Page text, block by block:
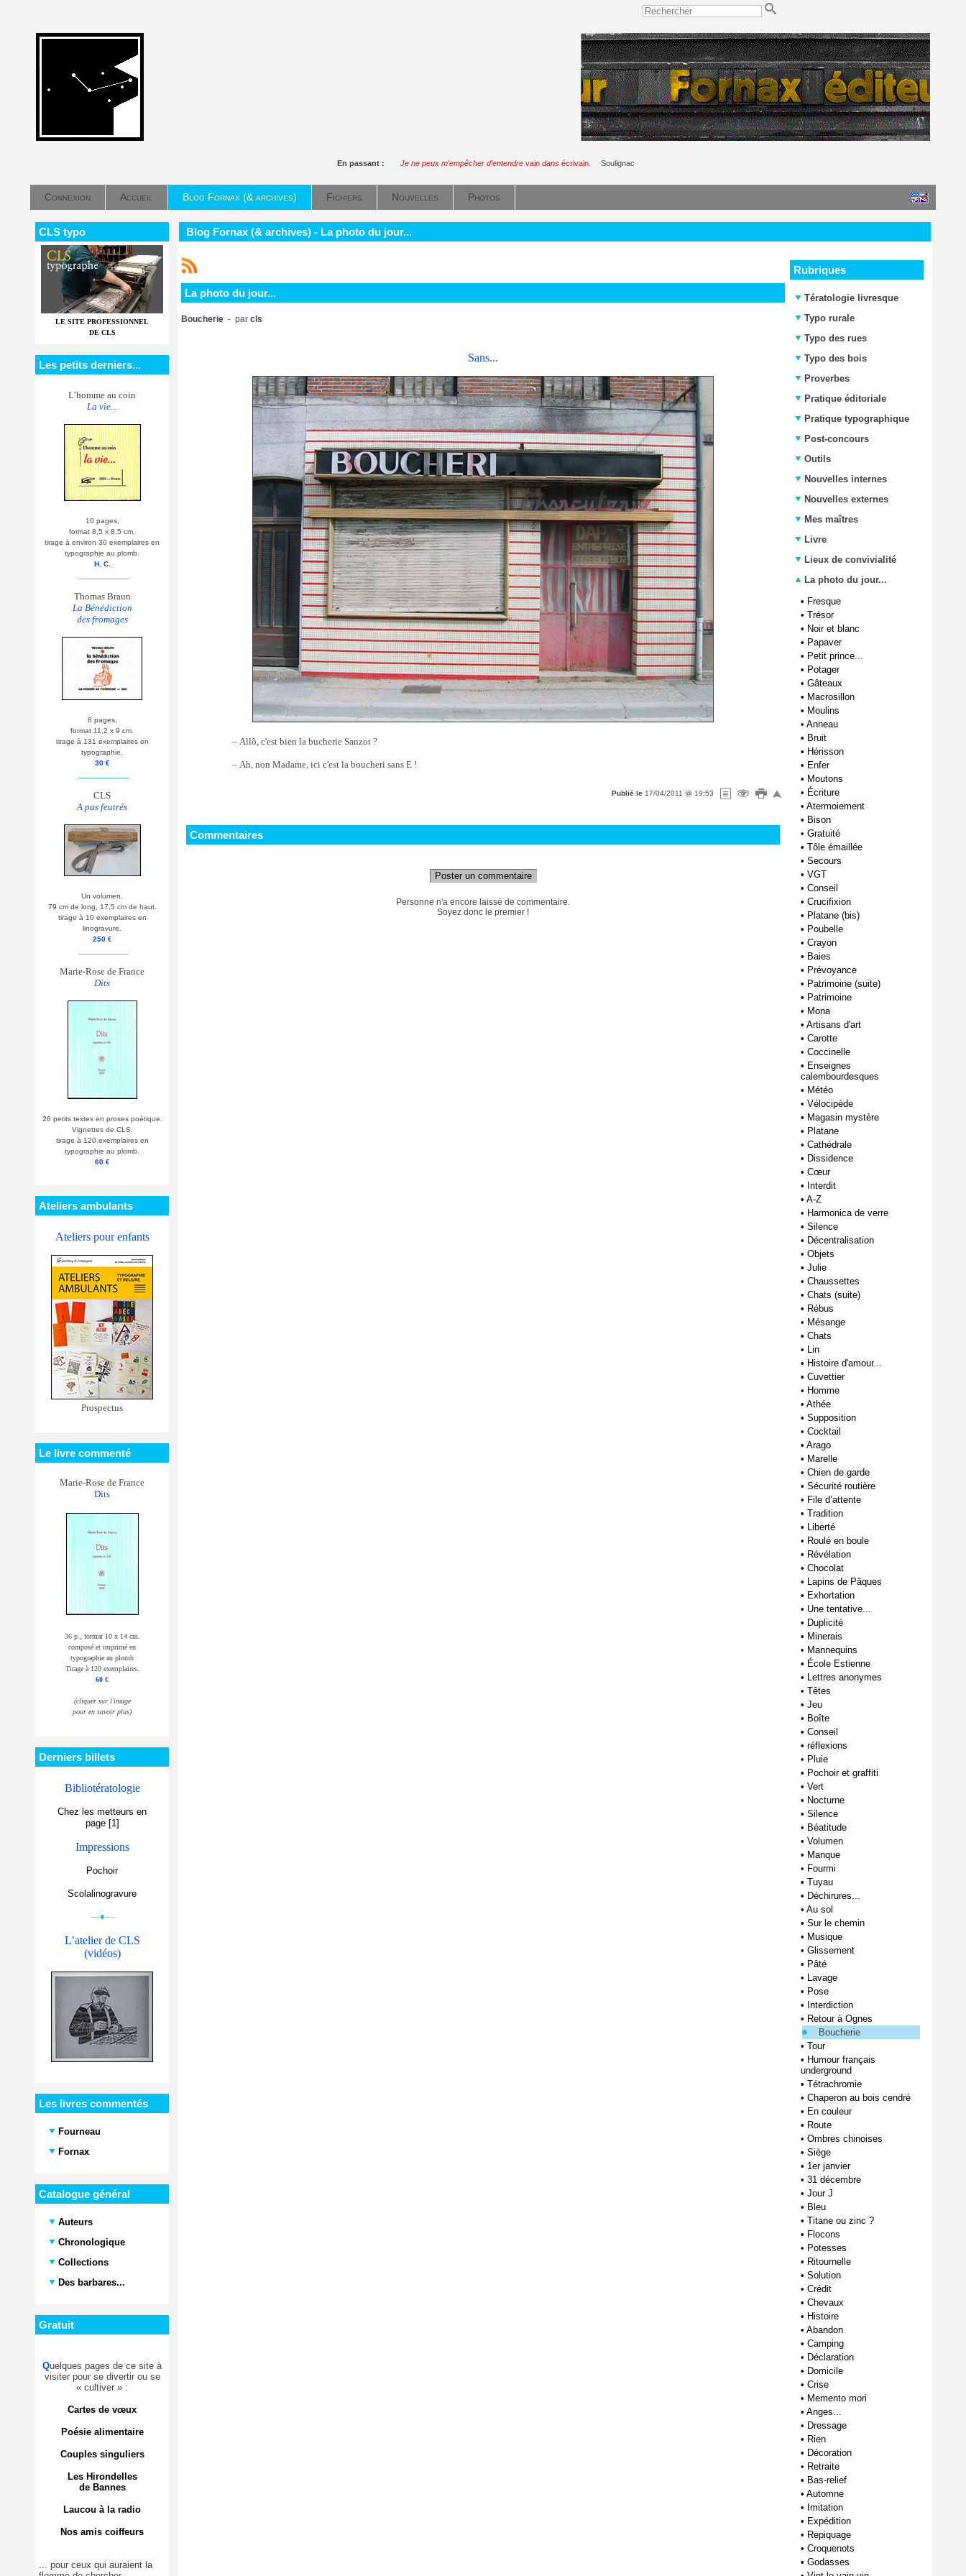
En passant : Je ne peux m'empêcher d'entendre vain dans écrivain Soulignac
Connexion Accueil Blog Fornax (& archives) Fichiers Nouvelles Photos
CLS typo
LE SITE PROFESSIONNEL
DE CLS
Les petits derniers...
L’homme au coin
La vie...
10 pages,
format 8,5 x 8,5 cm.
tirage à environ 30 exemplaires en
typographie au plomb.
H. C.
Thomas Braun
La Bénédiction
des fromages
8 pages,
format 11,2 x 9 cm.
tirage à 131 exemplaires en
typographie.
30 €
CLS
A pas feutrés
Un volumen,
79 cm de long, 17,5 cm de haut.
tirage à 10 exemplaires en
linogravure.
250 €
Marie-Rose de France
Dits
26 petits textes en proses poétique.
Vignettes de CLS.
tirage à 120 exemplaires en
typographie au plomb.
60 €
Ateliers ambulants
Ateliers pour enfants
Prospectus
Le livre commenté
Marie-Rose de France
Dits
36 p., format 10 x 14 cm.
composé et imprimé en
typographie au plomb
Tirage à 120 exemplaires.
60 €
(cliquer sur l'image
pour en savoir plus)
Derniers billets
Bibliotératologie
Chez les metteurs en
page [1]
Impressions
Pochoir
Scolalinogravure
—♦—
L’atelier de CLS
(vidéos)
Les livres commentés
Fourneau
Fornax
Catalogue général
Auteurs
Chronologique
Collections
Des barbares...
Gratuit
Quelques pages de ce site à
visiter pour se divertir ou se
« cultiver » :
Cartes de vœux
Poésie alimentaire
Couples singuliers
Les Hirondelles
de Bannes
Laucou à la radio
Nos amis coiffeurs
... pour ceux qui auraient la
Blog Fornax (& archives) - La photo du jour...
La photo du jour...
Boucherie - par cls
Sans...
– Allô, c'est bien la bucherie Sanzot ?
– Ah, non Madame, ici c'est la boucheri sans E !
Publié le 17/04/2011 @ 19:53
Commentaires
Poster un commentaire
Personne n'a encore laissé de commentaire.
Soyez donc le premier !
Rubriques
Tératologie livresque
Typo rurale
Typo des rues
Typo des bois
Proverbes
Pratique éditoriale
Pratique typographique
Post-concours
Outils
Nouvelles internes
Nouvelles externes
Mes maîtres
Livre
Lieux de convivialité
La photo du jour...
• Fresque
• Trésor
• Noir et blanc
• Papaver
• Petit prince...
• Potager
• Gâteaux
• Macrosillon
• Moulins
• Anneau
• Bruit
• Hérisson
• Enfer
• Moutons
• Écriture
• Atermoiement
• Bison
• Gratuité
• Tôle émaillée
• Secours
• VGT
• Conseil
• Crucifixion
• Platane (bis)
• Poubelle
• Crayon
• Baies
• Prévoyance
• Patrimoine (suite)
• Patrimoine
• Mona
• Artisans d'art
• Carotte
• Coccinelle
• Enseignes
calembourdesques
• Météo
• Vélocipède
• Magasin mystère
• Platane
• Cathédrale
• Dissidence
• Cœur
• Interdit
• A-Z
• Harmonica de verre
• Silence
• Décentralisation
• Objets
• Julie
• Chaussettes
• Chats (suite)
• Rébus
• Mésange
• Chats
• Lin
• Histoire d'amour...
• Cuvettier
• Homme
• Athée
• Supposition
• Cocktail
• Arago
• Marelle
• Chien de garde
• Sécurité routière
• File d’attente
• Tradition
• Liberté
• Roulé en boule
• Révélation
• Chocolat
• Lapins de Pâques
• Exhortation
• Une tentative...
• Duplicité
• Minerais
• Mannequins
• École Estienne
• Lettres anonymes
• Têtes
• Jeu
• Boîte
• Conseil
• réflexions
• Pluie
• Pochoir et graffiti
• Vert
• Nocturne
• Silence
• Béatitude
• Volumen
• Manque
• Fourmi
• Tuyau
• Déchirures...
• Au sol
• Sur le chemin
• Musique
• Glissement
• Pâté
• Lavage
• Pose
• Interdiction
• Retour à Ognes
Boucherie
• Tour
• Humour français
underground
• Tétrachromie
• Chaperon au bois cendré
• En couleur
• Route
• Ombres chinoises
• Siège
• 1er janvier
• 31 décembre
• Jour J
• Bleu
• Titane ou zinc ?
• Flocons
• Potesses
• Ritournelle
• Solution
• Crédit
• Chevaux
• Histoire
• Abandon
• Camping
• Déclaration
• Domicile
• Crise
• Memento mori
• Anges...
• Dressage
• Rien
• Décoration
• Retraite
• Bas-relief
• Automne
• Imitation
• Expédition
• Repiquage
• Croquenots
• Godasses